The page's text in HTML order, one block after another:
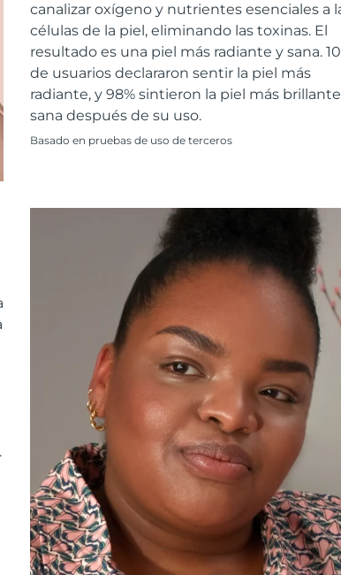
canalizar oxígeno y nutrientes esenciales a
células de la piel, eliminando las toxinas. El
resultado es una piel más radiante y sana.
de usuarios declararon sentir la piel más
radiante, y 98% sintieron la piel más
sana después de su uso.
Basado en pruebas de uso de terceros